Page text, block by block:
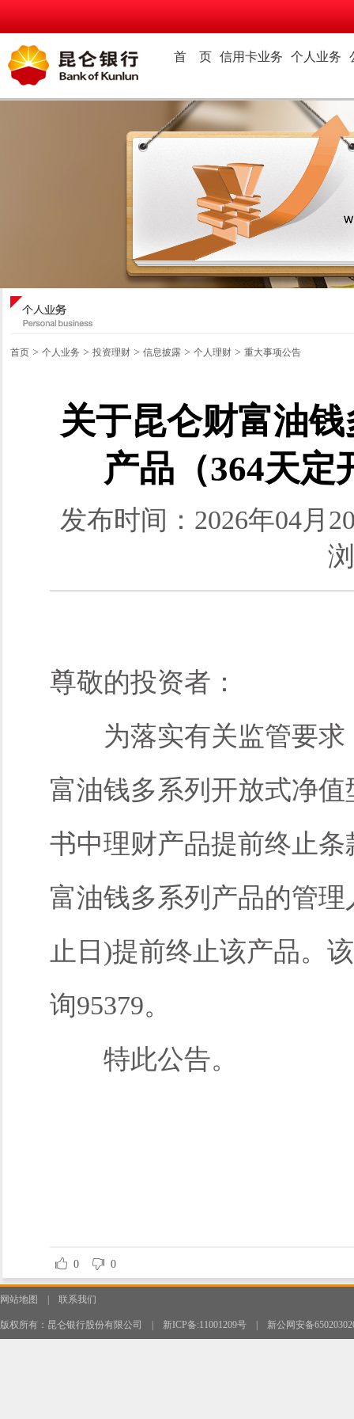
首 页 信用卡业务 个人业务
首页 > 个人业务 > 投资理财 > 信息披露 > 个人理财 > 重大事项公告
关于昆仑财富油
产品（364天定
发布时间：2026年04
浏
尊敬的投资者：
为落实有关监管要求
富油钱多系列开放式净
书中理财产品提前终止
富油钱多系列产品的管理
止日)提前终止该产品。
询95379。
特此公告。
0 0
网站地图 联系我们
版权所有：昆仑银行股份有限公司 新ICP备:11001209号 新公网安备